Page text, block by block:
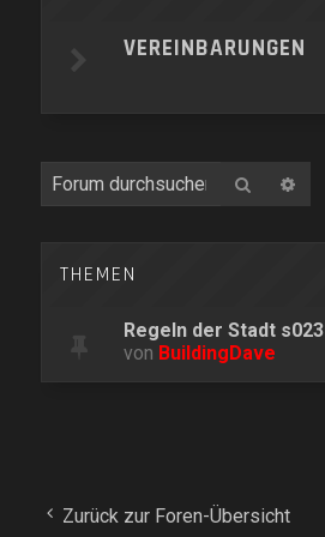
VEREINBARUNGEN
Suche
THEMEN
Regeln der Stadt s023
von BuildingDave
Zurück zur Foren-Übersicht